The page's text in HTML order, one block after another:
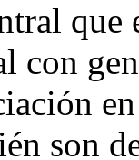
que
con
son